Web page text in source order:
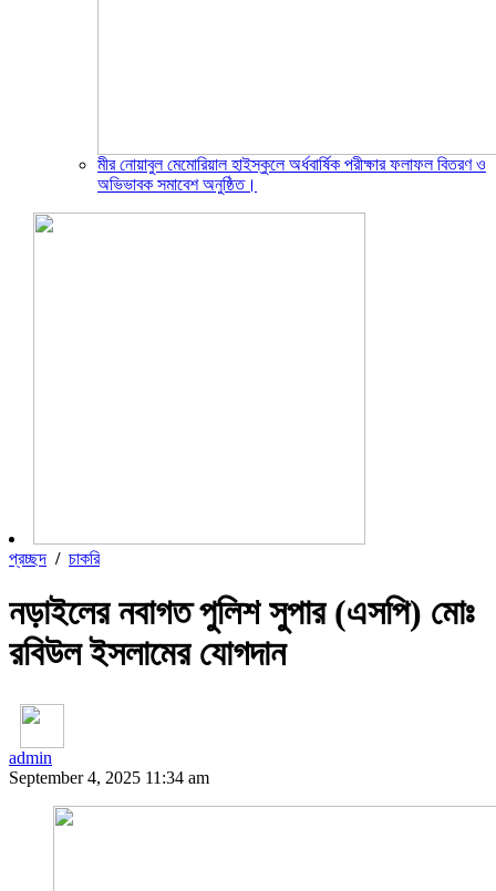
মীর নোয়াবুল মেমোরিয়াল হাইস্কুলে অর্ধবার্ষিক পরীক্ষার ফলাফল বিতরণ ও
অভিভাবক সমাবেশ অনুষ্ঠিত।
প্রচ্ছদ / চাকরি
নড়াইলের নবাগত পুলিশ সুপার (এসপি) মোঃ
রবিউল ইসলামের যোগদান
admin
September 4, 2025 11:34 am